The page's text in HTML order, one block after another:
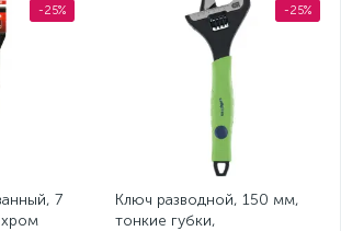
-25%
7
-25%
Ключ разводной, 150 мм,
тонкие губки,